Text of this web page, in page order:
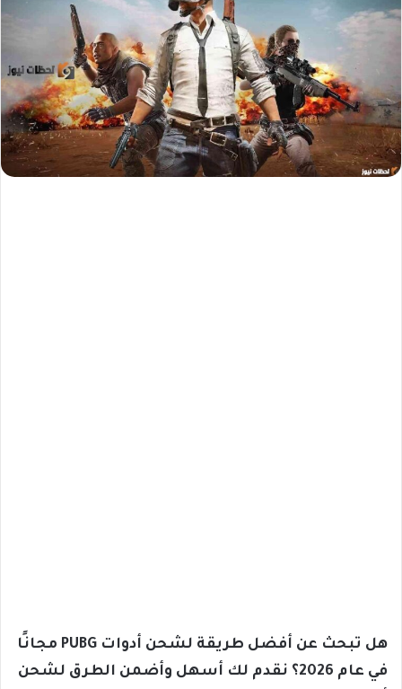
هل تبحث عن أفضل طريقة لشحن أدوات PUBG مجانًا
في عام 2026؟ نقدم لك أسهل وأضمن الطرق لشحن